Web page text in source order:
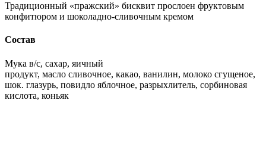
Традиционный «пражский» бисквит прослоен фруктовым
конфитюром и шоколадно-сливочным кремом
Состав
Мука в/с, сахар, яичный
продукт, масло сливочное, какао, ванилин, молоко сгущеное,
шок. глазурь, повидло яблочное, разрыхлитель, сорбиновая
кислота, коньяк